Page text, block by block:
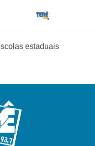
estaduais